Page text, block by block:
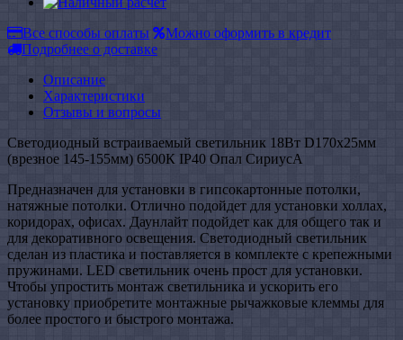
Все способы оплаты
Можно оформить в кредит
Подробнее о доставке
Описание
Характеристики
Отзывы и вопросы
Светодиодный встраиваемый светильник 18Вт D170х25мм
(врезное 145-155мм) 6500К IP40 Опал СириусА
Предназначен для установки в гипсокартонные потолки,
натяжные потолки. Отлично подойдет для установки холлах,
коридорах, офисах. Даунлайт подойдет как для общего так и
для декоративного освещения. Светодиодный светильник
сделан из пластика и поставляется в комплекте с крепежными
пружинами. LED светильник очень прост для установки.
Чтобы упростить монтаж светильника и ускорить его
установку приобретите монтажные рычажковые клеммы для
более простого и быстрого монтажа.